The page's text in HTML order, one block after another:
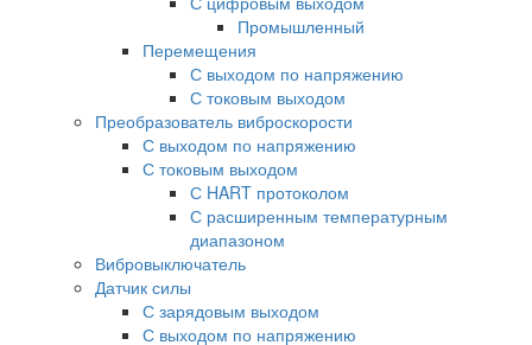
Промышленный
Перемещения
С выходом по напряжению
С токовым выходом
Преобразователь виброскорости
С выходом по напряжению
С токовым выходом
С HART протоколом
С расширенным температурным
диапазоном
Вибровыключатель
Датчик силы
С зарядовым выходом
С выходом по напряжению